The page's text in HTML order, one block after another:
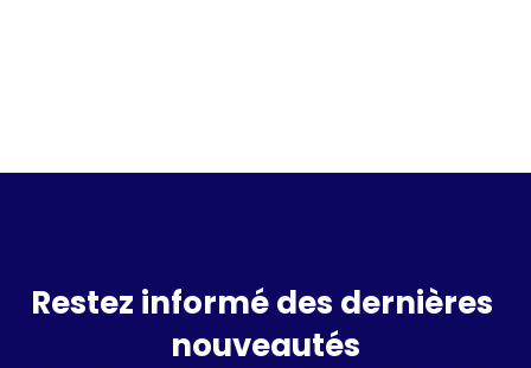
Restez informé des dernières
nouveautés